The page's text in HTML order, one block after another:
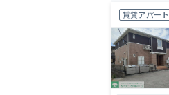
賃貸アパート